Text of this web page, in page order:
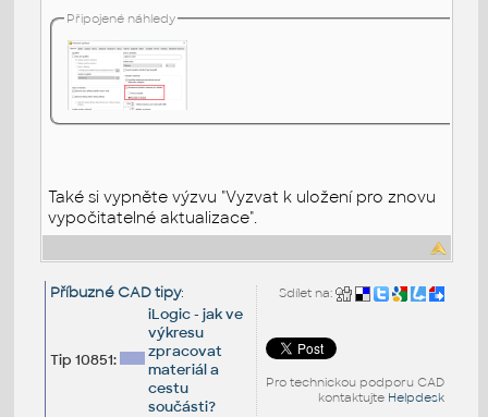
Připojené náhledy
Také si vypněte výzvu "Vyzvat k uložení pro znovu
vypočitatelné aktualizace".
Sdílet na:
Pro technickou podporu CAD
kontaktujte Helpdesk
Příbuzné CAD tipy:
Tip 10851:
iLogic - jak ve
výkresu
zpracovat
materiál a
cestu
součásti?